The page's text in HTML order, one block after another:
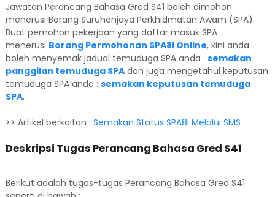
Jawatan Perancang Bahasa Gred S41 boleh dimohon
menerusi Borang Suruhanjaya Perkhidmatan Awam (SPA).
Buat pemohon pekerjaan yang daftar masuk SPA
menerusi Borang Permohonan SPA8i Online, kini anda
boleh menyemak jadual temuduga SPA anda : semakan
panggilan temuduga SPA dan juga mengetahui keputusan
temuduga SPA anda : semakan keputusan temuduga
SPA.
>> Artikel berkaitan : Semakan Status SPA8i Melalui SMS
Deskripsi Tugas Perancang Bahasa Gred S41
Berikut adalah tugas-tugas Perancang Bahasa Gred S41